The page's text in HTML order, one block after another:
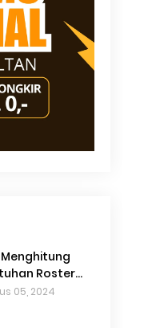
Roster
Per m2 dengan
05, 2024